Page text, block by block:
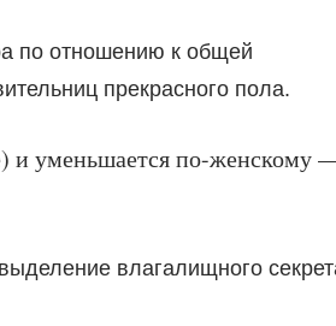
по отношению к общей
прекрасного пола.
и уменьшается по-женскому
влагалищного